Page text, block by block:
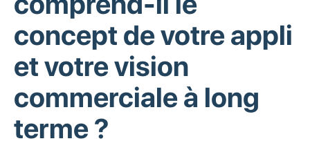
concept de votre appli
et votre vision
commerciale à long
terme ?